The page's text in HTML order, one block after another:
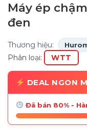
Máy ép
đen
Thương hiệu:
Phân loại: WTT
DEAL NGON
Đã bán 80% -